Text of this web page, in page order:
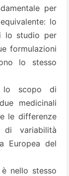
per
lo
lo studio per
formulazioni
lo stesso
lo scopo di
medicinali
le differenze
di variabilità
Europea del
nello stesso